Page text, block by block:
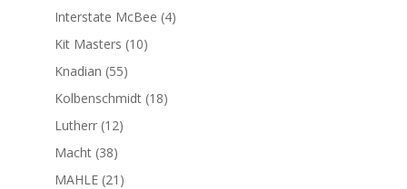
productos
Interstate McBee 44
Kit Masters 1010
Knadian 5555
productos
Kolbenschmidt 1818
Lutherr 1212
Macht 3838
productos
MAHLE 21 21